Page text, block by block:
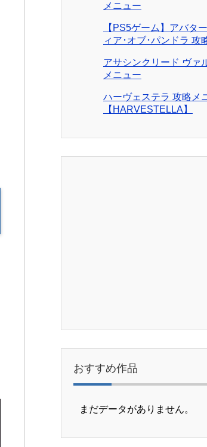
メニュー
【PS5ゲーム】アバタ
ィア･オブ･パンドラ 攻
アサシンクリード ヴァ
メニュー
ハーヴェステラ 攻略メ
【HARVESTELLA】
おすすめ作品
まだデータがありません。